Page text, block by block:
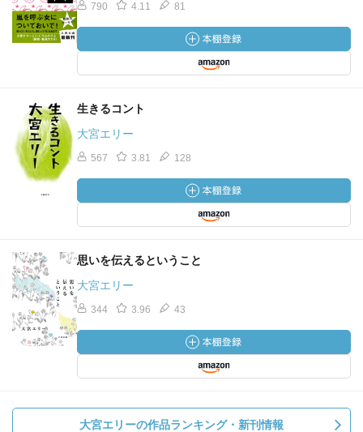
790 4.11 81
生きるコント
大宮エリー
567 3.81 128
思いを伝えるということ
大宮エリー
344 3.96 43
大宮エリーの作品ランキング・新刊情報